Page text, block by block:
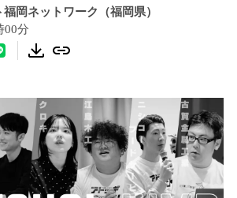
岡ネットワーク（福岡県）
00分